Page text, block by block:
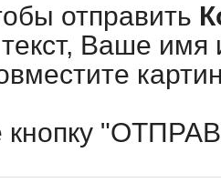
отправить
Ваше имя
кнопку